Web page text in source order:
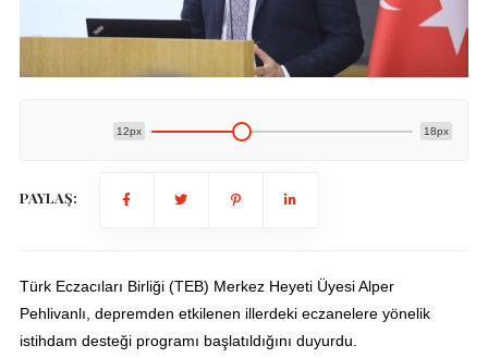
12px 18px
PAYLAŞ:
Türk Eczacıları Birliği (TEB) Merkez Heyeti Üyesi Alper
Pehlivanlı, depremden etkilenen illerdeki eczanelere yönelik
istihdam desteği programı başlatıldığını duyurdu.